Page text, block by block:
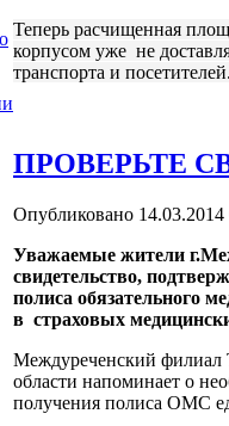
Теперь расчищенная
корпусом уже не
транспорта и посетителей.
ПРОВЕРЬТЕ
Опубликовано 14.03.2014
Уважаемые жители
свидетельство,
полиса обязательного
в страховых
Междуреченский
области напоминает о
получения полиса ОМС